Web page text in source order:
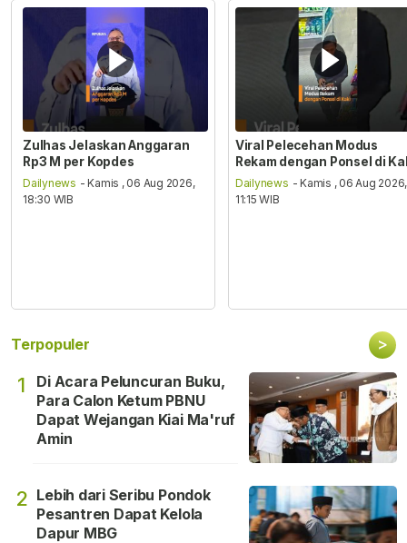
Zulhas Jelaskan Anggaran
Rp3 M per Kopdes
Dailynews - Kamis , 06 Aug 2026,
18:30 WIB
Viral Pelecehan Modus
Rekam dengan Ponsel di
Dailynews - Kamis , 06 Aug 2026,
11:15 WIB
Terpopuler >
1
Di Acara Peluncuran Buku,
Para Calon Ketum PBNU
Dapat Wejangan Kiai Ma'ruf
Amin
2 Lebih dari Seribu Pondok
Pesantren Dapat Kelola
Dapur MBG